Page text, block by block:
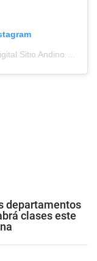
departamentos
clases este